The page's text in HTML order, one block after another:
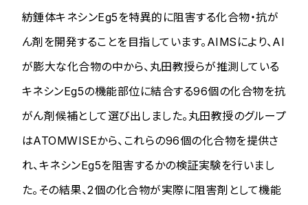
紡錘体キネシンEg5を特異的に阻害する化合物・抗が
ん剤を開発することを目指しています。AIMSにより、AI
が膨大な化合物の中から、丸田教授らが推測している
キネシンEg5の機能部位に結合する96個の化合物を抗
がん剤候補として選び出しました。丸田教授のグループ
はATOMWISEから、これらの96個の化合物を提供さ
れ、キネシンEg5を阻害するかの検証実験を行いまし
た。その結果、2個の化合物が実際に阻害剤として機能